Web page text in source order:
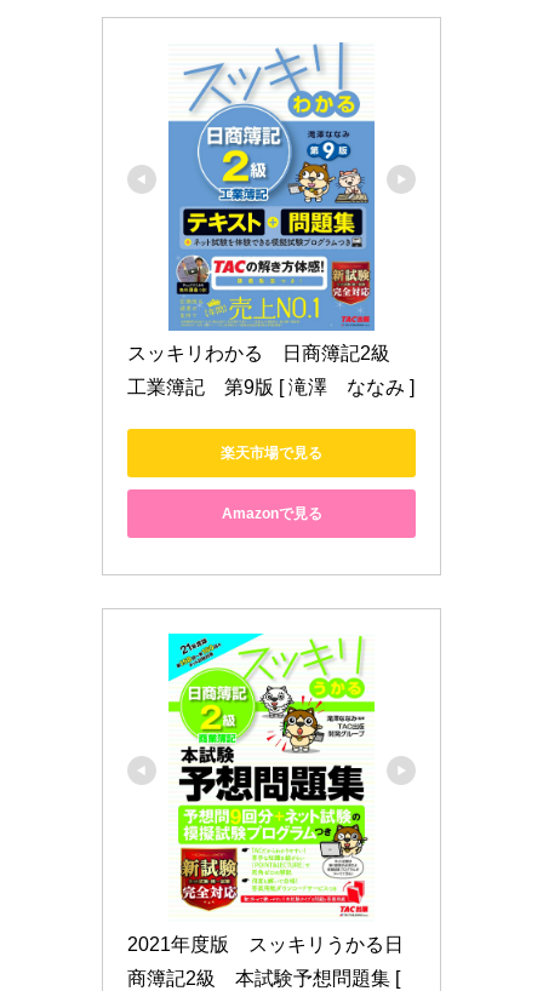
スッキリわかる　日商簿記2級
工業簿記　第9版 [ 滝澤　ななみ ]
楽天市場で見る
Amazonで見る
2021年度版　スッキリうかる日
商簿記2級　本試験予想問題集 [